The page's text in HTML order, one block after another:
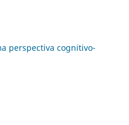
perspectiva cognitivo-